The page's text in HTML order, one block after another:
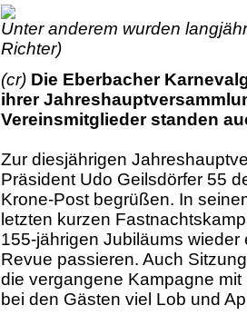
Unter anderem wurden
Richter)
(cr) Die Eberbacher
ihrer
Vereinsmitglieder standen
Zur diesjährigen
Präsident Udo Geilsdörfer 55
Krone-Post begrüßen. In
letzten kurzen
155-jährigen Jubiläums
Revue passieren. Auch
die vergangene Kampagne
bei den Gästen viel Lob und